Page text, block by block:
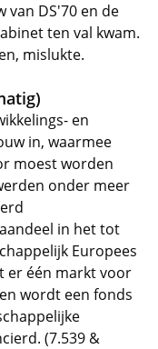
van DS'70 en de
ten val kwam.
mislukte.
en
in, waarmee
moest worden
onder meer
in het tot
Europees
er één markt voor
wordt een fonds
(7.539 &